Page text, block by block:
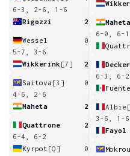
6-3, 2-6, 1-6
Rigozzi
2
Wessel
0
5-7, 3-6
Wikkerink [7] 2
Saitova [3]
0
4-6, 2-6
Maheta
2
Quattrone
2
6-4, 6-2
Kyrpot [Q] 0
Maheta
6-0, 6-1
Decker
6-3, 6-2
Albie
3-6, 1-6
Fayol